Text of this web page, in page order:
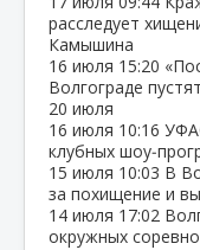
расследует
Камышина
16 июля 15:20
Волгограде
20 июля
16 июля 10:16
клубных
15 июля 10:03 В
за похищение и
14 июля 17:02
окружных